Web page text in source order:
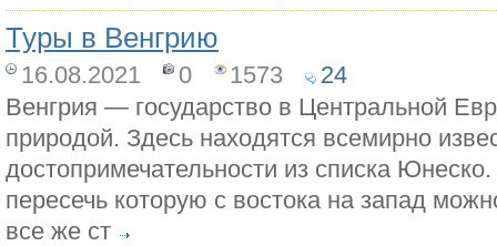
Туры в Венгрию
16.08.2021 0 1573
24
Венгрия — государство в Центральной
природой. Здесь находятся всемирно
достопримечательности из списка
пересечь которую с востока на запад
все же ст